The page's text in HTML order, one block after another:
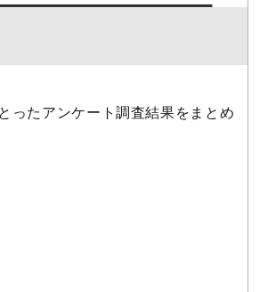
ったアンケート調査結果をまとめ